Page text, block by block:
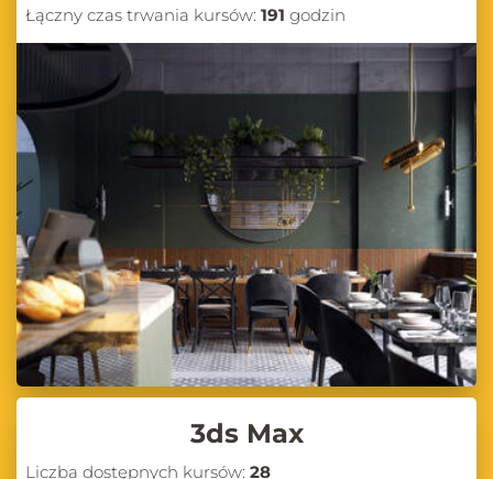
Łączny czas trwania kursów: 191 godzin
3ds Max
Liczba dostępnych kursów: 28